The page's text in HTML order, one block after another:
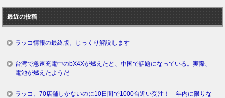
ロ
グ
最近の投稿
ラッコ情報の最終版。じっくり解説します
台湾で急速充電中のbX4Xが燃えたと、中国で話題になっている。実際、
電池が燃えたようだ
ラッコ、70店舗しかないのに10日間で1000台近い受注！ 年内に限りな